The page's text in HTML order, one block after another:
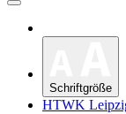
Schriftgröße
HTWK